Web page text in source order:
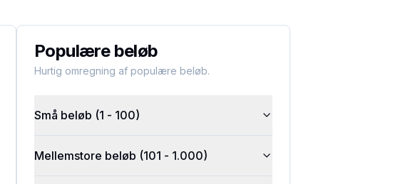
Populære beløb
Hurtig omregning af populære beløb.
Små beløb (1 - 100)
Mellemstore beløb (101 - 1.000)